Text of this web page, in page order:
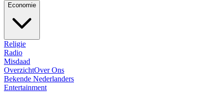
Economie
Religie
Radio
Misdaad
OverzichtOver Ons
Bekende Nederlanders
Entertainment